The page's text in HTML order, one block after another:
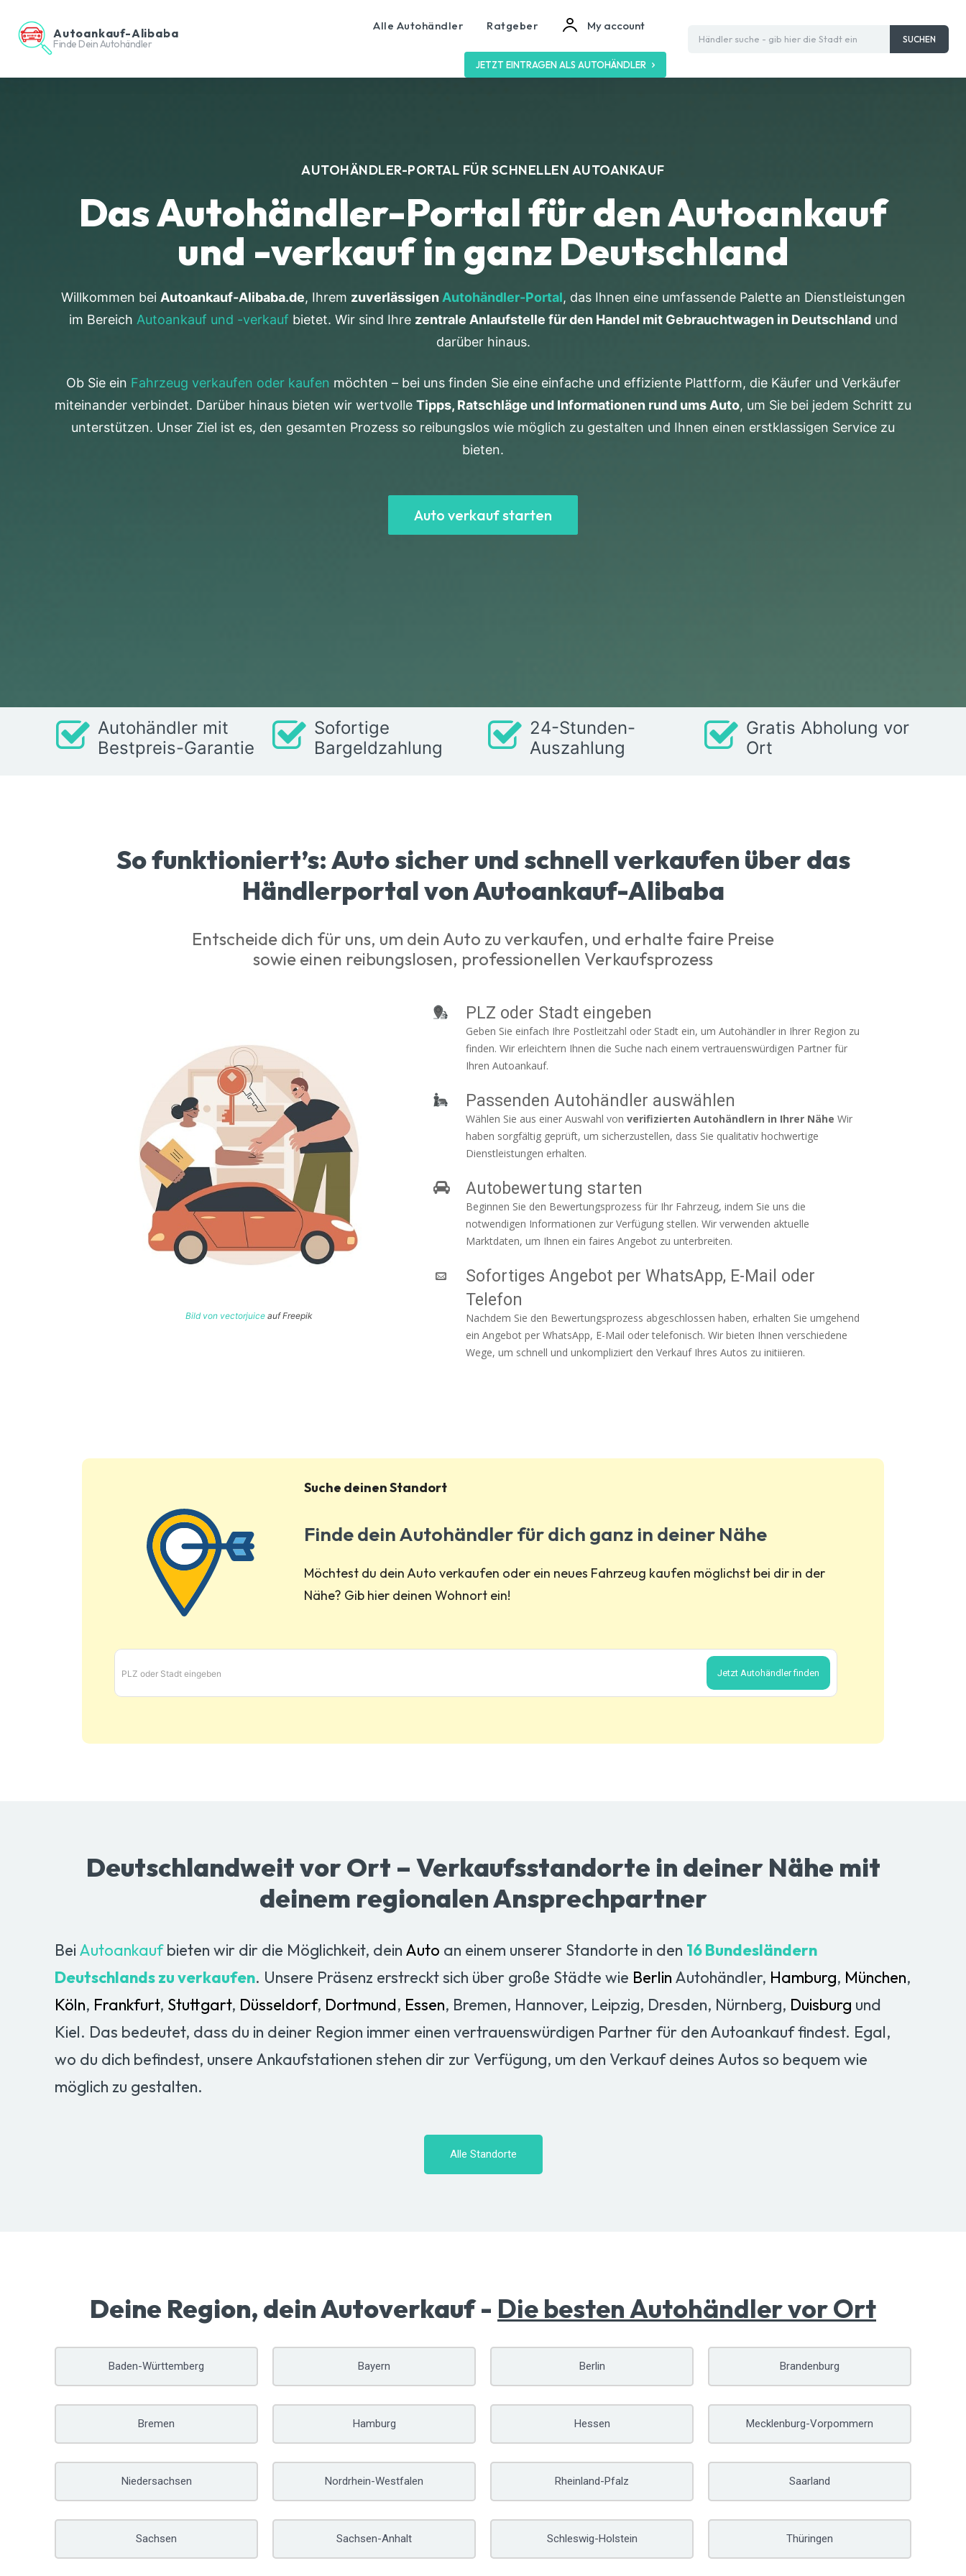
Autoankauf-Alibaba
Finde Dein Autohändler
Alle Autohändler Ratgeber My account
JETZT EINTRAGEN ALS AUTOHÄNDLER
Händler suche - gib hier die Stadt ein SUCHEN
AUTOHÄNDLER-PORTAL FÜR SCHNELLEN AUTOANKAUF
Das Autohändler-Portal für den Autoankauf
und -verkauf in ganz Deutschland
Willkommen bei Autoankauf-Alibaba.de, Ihrem zuverlässigenAutohändler-Portal, das Ihnen eine umfassende Palette an Dienstleistungen
im Bereich Autoankauf und -verkauf bietet. Wir sind Ihre zentrale Anlaufstelle für den Handel mit Gebrauchtwagen in Deutschlandund
darüber hinaus.
Ob Sie ein Fahrzeug verkaufen oder kaufen möchten – bei uns finden Sie eine einfache und effiziente Plattform, die Käufer und Verkäufer
miteinander verbindet. Darüber hinaus bieten wir wertvolle Tipps, Ratschläge und Informationen rund ums Auto, um Sie bei jedem Schritt zu
unterstützen. Unser Ziel ist es, den gesamten Prozess so reibungslos wie möglich zu gestalten und Ihnen einen erstklassigen Service zu
bieten.
Auto verkauf starten
Autohändler mit
Bestpreis-Garantie
Sofortige
Bargeldzahlung
24-Stunden-
Auszahlung
Gratis Abholung vor
Ort
So funktioniert’s: Auto sicher und schnell verkaufen über das
Händlerportal von Autoankauf-Alibaba
Entscheide dich für uns, um dein Auto zu verkaufen, und erhalte faire Preise
sowie einen reibungslosen, professionellen Verkaufsprozess
Bild von vectorjuice auf Freepik
PLZ oder Stadt eingeben
Geben Sie einfach Ihre Postleitzahl oder Stadt ein, um Autohändler in Ihrer Region zu
finden. Wir erleichtern Ihnen die Suche nach einem vertrauenswürdigen Partner für
Ihren Autoankauf.
Passenden Autohändler auswählen
Wählen Sie aus einer Auswahl von verifizierten Autohändlern in Ihrer Nähe Wir
haben sorgfältig geprüft, um sicherzustellen, dass Sie qualitativ hochwertige
Dienstleistungen erhalten.
Autobewertung starten
Beginnen Sie den Bewertungsprozess für Ihr Fahrzeug, indem Sie uns die
notwendigen Informationen zur Verfügung stellen. Wir verwenden aktuelle
Marktdaten, um Ihnen ein faires Angebot zu unterbreiten.
Sofortiges Angebot per WhatsApp, E-Mail oder
Telefon
Nachdem Sie den Bewertungsprozess abgeschlossen haben, erhalten Sie umgehend
ein Angebot per WhatsApp, E-Mail oder telefonisch. Wir bieten Ihnen verschiedene
Wege, um schnell und unkompliziert den Verkauf Ihres Autos zu initiieren.
Suche deinen Standort
Finde dein Autohändler für dich ganz in deiner Nähe
Möchtest du dein Auto verkaufen oder ein neues Fahrzeug kaufen möglichst bei dir in der
Nähe? Gib hier deinen Wohnort ein!
PLZ oder Stadt eingeben Jetzt Autohändler finden
Deutschlandweit vor Ort – Verkaufsstandorte in deiner Nähe mit
deinem regionalen Ansprechpartner
Bei Autoankaufbieten wir dir die Möglichkeit, dein Auto an einem unserer Standorte in den 16 Bundesländern
Deutschlands zu verkaufen. Unsere Präsenz erstreckt sich über große Städte wie Berlin Autohändler, Hamburg, München,
Köln, Frankfurt, Stuttgart, Düsseldorf, Dortmund, Essen, Bremen, Hannover, Leipzig, Dresden, Nürnberg, Duisburg und
Kiel. Das bedeutet, dass du in deiner Region immer einen vertrauenswürdigen Partner für den Autoankauf findest. Egal,
wo du dich befindest, unsere Ankaufstationen stehen dir zur Verfügung, um den Verkauf deines Autos so bequem wie
möglich zu gestalten.
Alle Standorte
Deine Region, dein Autoverkauf - Die besten Autohändler vor Ort
Baden-Württemberg Bayern Berlin Brandenburg
Bremen Hamburg Hessen Mecklenburg-Vorpommern
Niedersachsen Nordrhein-Westfalen Rheinland-Pfalz Saarland
Sachsen Sachsen-Anhalt Schleswig-Holstein Thüringen